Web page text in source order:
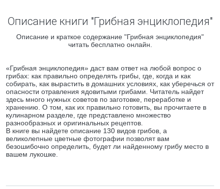
Описание книги "Грибная энциклопедия"
Описание и краткое содержание "Грибная энциклопедия"
читать бесплатно онлайн.
«Грибная энциклопедия» даст вам ответ на любой вопрос о
грибах: как правильно определять грибы, где, когда и как
собирать, как вырастить в домашних условиях, как уберечься от
опасности отравления ядовитыми грибами. Читатель найдет
здесь много нужных советов по заготовке, переработке и
хранению. О том, как их правильно готовить, вы прочитаете в
кулинарном разделе, где представлено множество
разнообразных и оригинальных рецептов.
В книге вы найдете описание 130 видов грибов, а
великолепные цветные фотографии позволят вам
безошибочно определить, будет ли найденному грибу место в
вашем лукошке.